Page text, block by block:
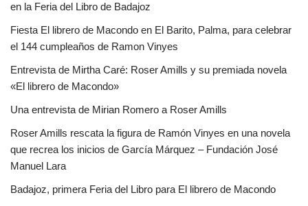
en la Feria del Libro de Badajoz
Fiesta El librero de Macondo en El Barito, Palma, para celebrar
el 144 cumpleaños de Ramon Vinyes
Entrevista de Mirtha Caré: Roser Amills y su premiada novela
«El librero de Macondo»
Una entrevista de Mirian Romero a Roser Amills
Roser Amills rescata la figura de Ramón Vinyes en una novela
que recrea los inicios de García Márquez – Fundación José
Manuel Lara
Badajoz, primera Feria del Libro para El librero de Macondo